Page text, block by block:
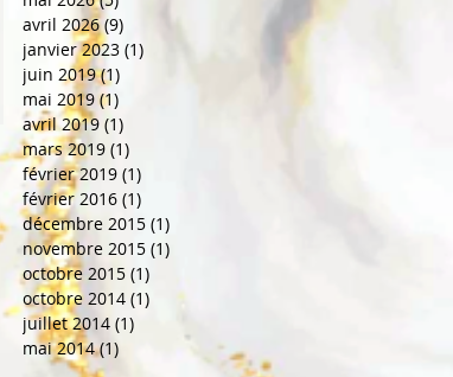
avril 2026 (9)
janvier 2023 (1)
juin 2019 (1)
mai 2019 (1)
avril 2019 (1)
mars 2019 (1)
février 2019 (1)
février 2016 (1)
décembre 2015 (1)
novembre 2015 (1)
octobre 2015 (1)
octobre 2014 (1) 1 post
juillet 2014 (1)
mai 2014 (1)